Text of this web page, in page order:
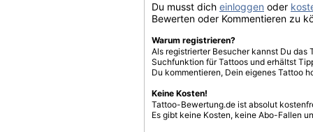
Du musst dich einloggen oder
Bewerten oder Kommentieren zu
Warum registrieren?
Als registrierter Besucher kannst Du
Suchfunktion für Tattoos und erhältst
Du kommentieren, Dein eigenes Tattoo
Keine Kosten!
Tattoo-Bewertung.de ist absolut
Es gibt keine Kosten, keine Abo-Fallen